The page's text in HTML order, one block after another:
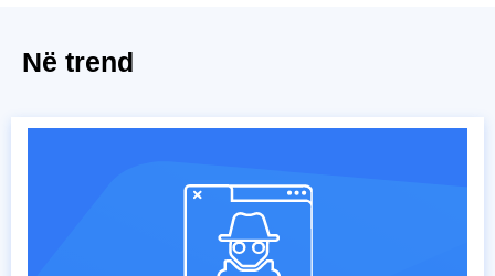
Në trend